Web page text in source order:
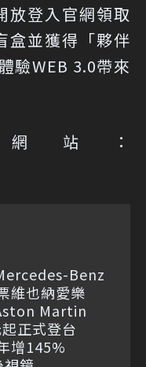
放登入官網領取
盒並獲得「夥伴
驗WEB 3.0帶來
網站：
Benz
維也納愛樂
Martin
正式登台
增145%